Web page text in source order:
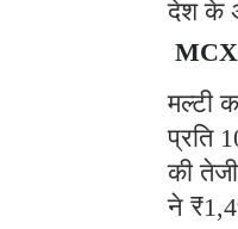
देश के
MCX
मल्टी
प्रति
की
ने